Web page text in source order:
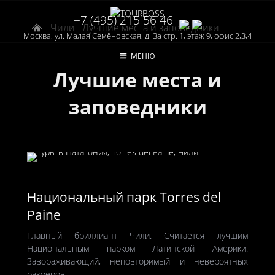
+7 (495) 215 56 46
Москва, ул. Малая Семёновская, д. 3а стр. 1, этаж 9, офис 2,3,4
МЕНЮ
Чили Лучшие места и заповедники
Лучшие места и
заповедники
Национальный парк Torres del
Paine
Главный бриллиант Чили. Считается лучшим
Национальным парком Латинской Америки.
Завораживающий, неповторимый и невероятных